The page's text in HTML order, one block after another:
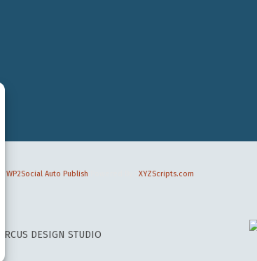
CIRCUS DESIGN STUDIO
WP2Social Auto Publish XYZScripts.com